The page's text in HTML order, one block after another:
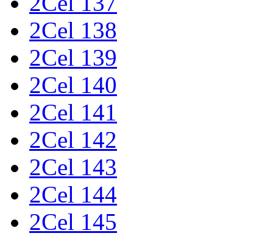
2Cel 138
2Cel 139
2Cel 140
2Cel 141
2Cel 142
2Cel 143
2Cel 144
2Cel 145